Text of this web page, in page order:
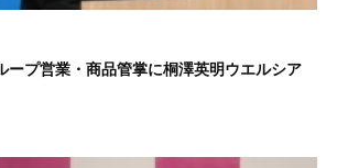
ープ営業・商品管掌に桐澤英明ウエルシア